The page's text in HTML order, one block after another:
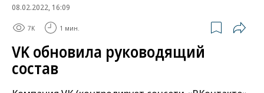
08.02.2022, 16:09
7K 1 мин.
VK обновила руководящий
состав